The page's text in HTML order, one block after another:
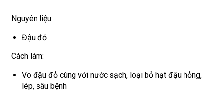
Nguyên liệu:
Đậu đỏ
Cách làm:
Vo đậu đỏ cùng với nước sạch, loại bỏ hạt đậu hỏng,
lép, sâu bệnh